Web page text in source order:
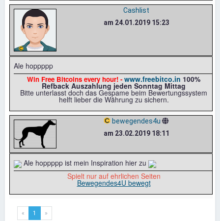
Cashlist
am 24.01.2019 15:23
Ale hoppppp
Win Free Bitcoins every hour! - www.freebitco.in 100%
Refback Auszahlung jeden Sonntag Mittag
Bitte unterlasst doch das Gespame beim Bewertungssystem
helft lieber die Währung zu sichern.
bewegendes4u
am 23.02.2019 18:11
Ale hoppppp ist mein Inspiration hier zu
Spielt nur auf ehrlichen Seiten
Bewegendes4U bewegt
« 1 »